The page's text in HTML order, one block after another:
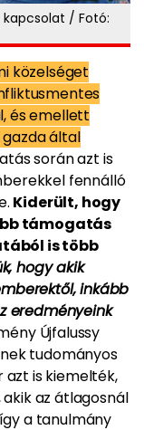
/ Fotó:
közelséget
és emellett
által
során azt is
fennálló
Kiderült, hogy
támogatás
is több
hogy akik
inkább
eredményeink
Újfalussy
tudományos
is kiemelték,
az átlagosnál
a tanulmány